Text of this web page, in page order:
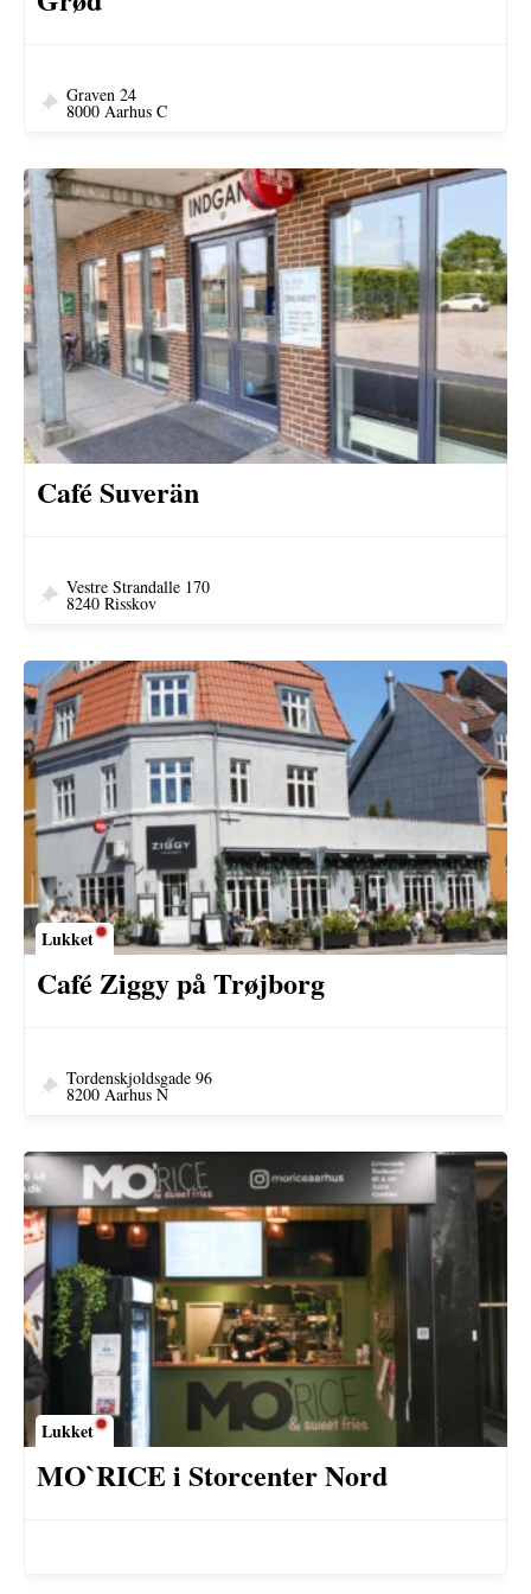
Graven 24
8000 Aarhus C
Café Suverän
Vestre Strandalle 170
8240 Risskov
Lukket
Café Ziggy på Trøjborg
Tordenskjoldsgade 96
8200 Aarhus N
Lukket
MO`RICE i Storcenter Nord